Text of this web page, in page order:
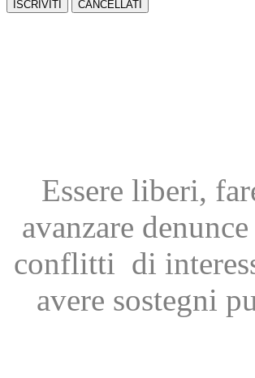
Essere liberi,
avanzare
conflitti di
avere sostegni